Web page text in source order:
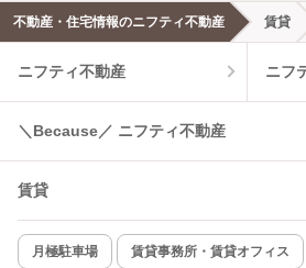
エアコンあり
温水洗浄便座
コンロ2口以上
新着のみ
不動産・住宅情報のニフティ不動産 賃貸
ニフティ不動産 ニフ
＼Because／ ニフティ不動産
賃貸
月極駐車場 賃貸事務所・賃貸オフィス